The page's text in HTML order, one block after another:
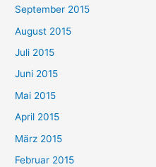
September 2015
August 2015
Juli 2015
Juni 2015
Mai 2015
April 2015
März 2015
Februar 2015